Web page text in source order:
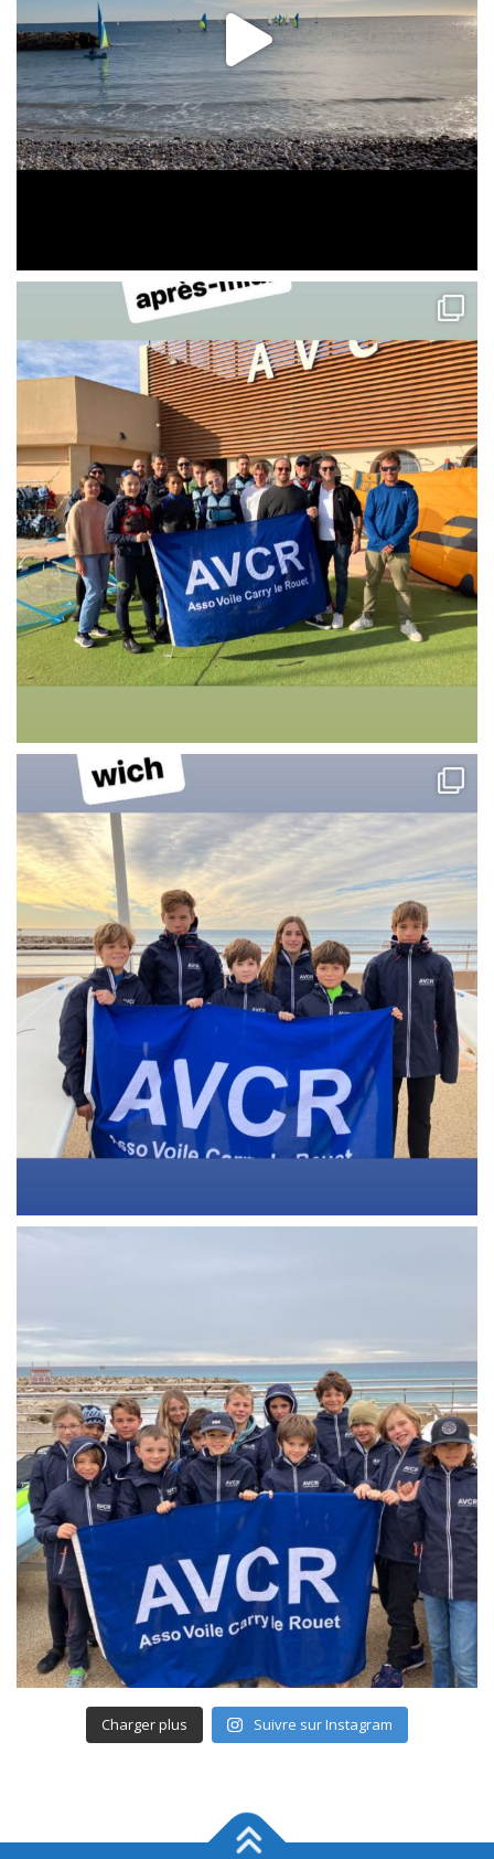
Charger plus Suivre sur Instagram